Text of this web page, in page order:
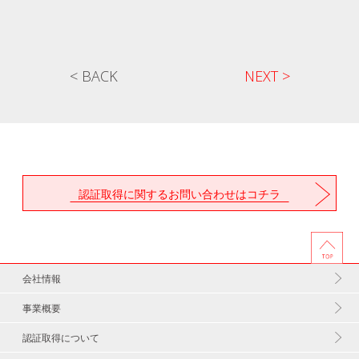
< BACK NEXT >
認証取得に関するお問い合わせはコチラ
会社情報
事業概要
認証取得について